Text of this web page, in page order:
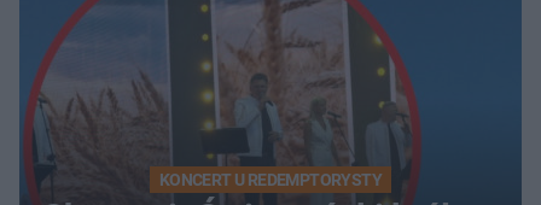
KONCERT U REDEMPTORYSTY